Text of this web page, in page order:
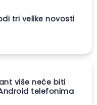
tri velike novosti
više neće biti
telefonima